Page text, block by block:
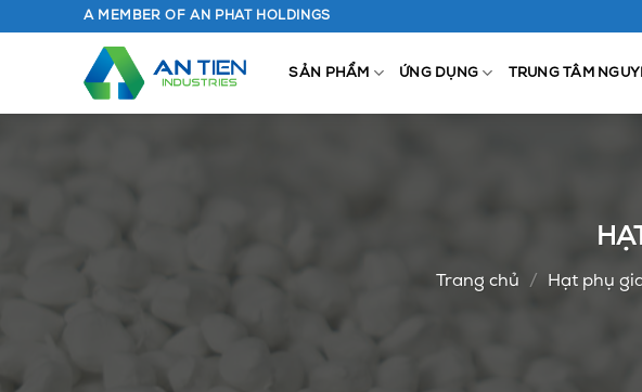
A MEMBER OF AN PHAT HOLDINGS
SẢN PHẨM ỨNG DỤNG TRUNG TÂM
Trang chủ / Hạt phụ